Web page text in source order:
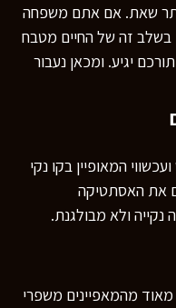
שאת. אם אתם משפחה
בשלב זה של החיים מטבח
יגיע. ומכאן נעבור
המאופיין בקו נקי
את האסתטיקה
ולא מבולגנת.
מהמאפיינים משפרי